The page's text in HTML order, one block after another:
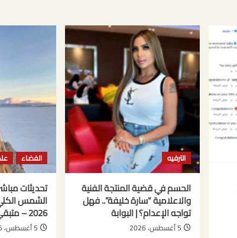
الترفيه
الحسم في قضية المنتجة الفنية
والاعلامية “سارة خليفة”.. فهل
تواجه الإعدام؟ | البوابة
5 أغسطس، 2026
الفضاء
تحديثات
2026 – متبقي أسبوع واحد
5 أغسطس، 2026